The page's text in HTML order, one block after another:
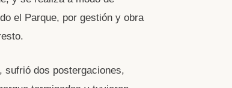
el Parque, por gestión y obra
sufrió dos postergaciones,